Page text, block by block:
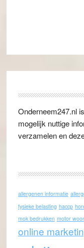
Onderneem247.nl
mogelijk nuttige
verzamelen en
allergenen informatie
fysieke belasting haccp
mok bedrukken motor
online